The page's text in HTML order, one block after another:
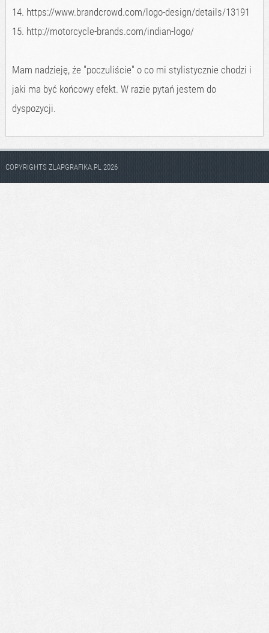
14. https://www.brandcrowd.com/logo-design/details/13191
15. http://motorcycle-brands.com/indian-logo/
Mam nadzieję, że "poczuliście" o co mi stylistycznie chodzi i
jaki ma być końcowy efekt. W razie pytań jestem do
dyspozycji.
COPYRIGHTS ZLAPGRAFIKA.PL 2026